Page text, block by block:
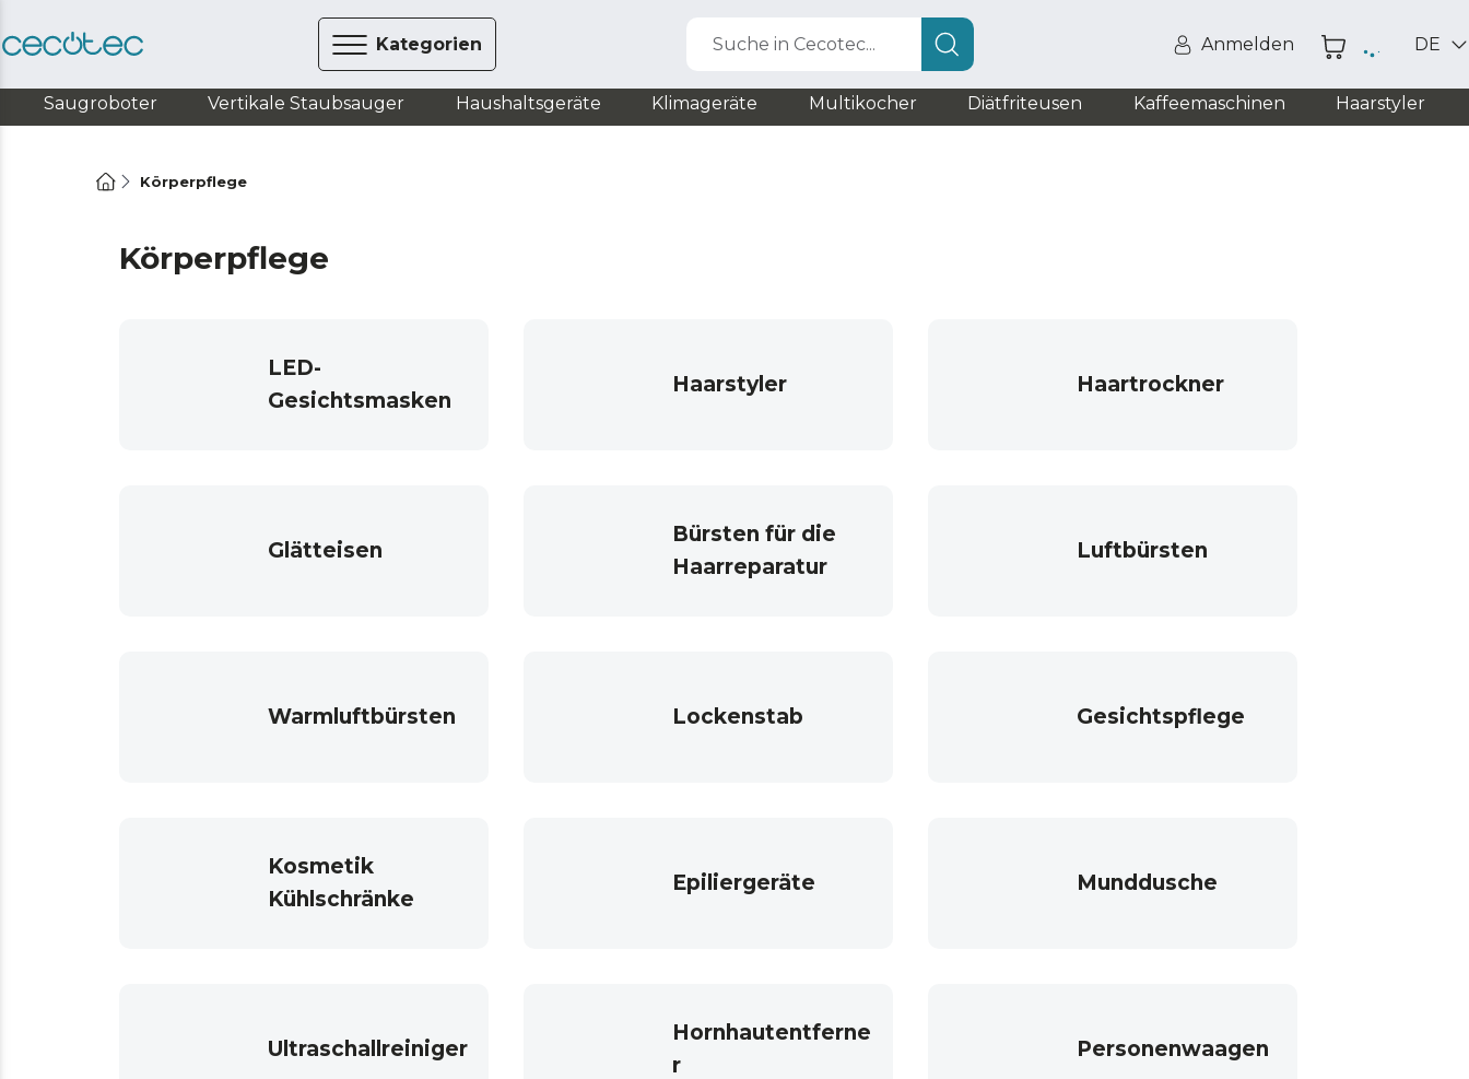
Kategorien Suche in Cecotec... Anmelden DE
Saugroboter Vertikale Staubsauger Haushaltsgeräte Klimageräte Multikocher Diätfriteusen Kaffeemaschinen Haarstyler
Körperpflege
Körperpflege
LED-
Gesichtsmasken
Haarstyler Haartrockner
Glätteisen
Bürsten für die
Haarreparatur
Luftbürsten
Warmluftbürsten Lockenstab Gesichtspflege
Kosmetik
Kühlschränke
Epiliergeräte Munddusche
Ultraschallreiniger
Hornhautentferne
r
Personenwaagen